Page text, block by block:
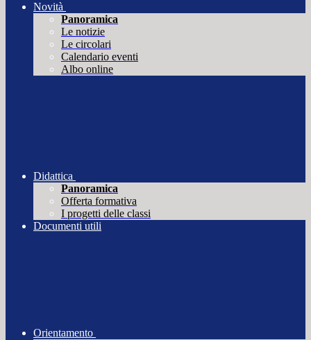
Novità
Panoramica
Le notizie
Le circolari
Calendario eventi
Albo online
Didattica
Panoramica
Offerta formativa
I progetti delle classi
Documenti utili
Orientamento